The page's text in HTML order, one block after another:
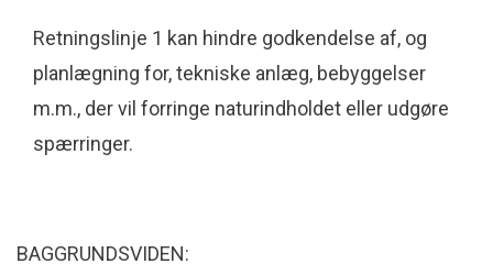
Retningslinje 1 kan hindre godkendelse af, og
planlægning for, tekniske anlæg, bebyggelser
m.m., der vil forringe naturindholdet eller udgøre
spærringer.
BAGGRUNDSVIDEN: